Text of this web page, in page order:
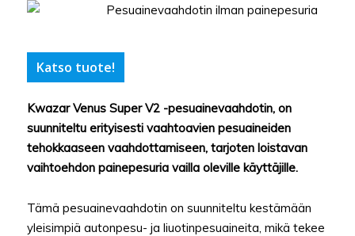
Katso tuote!
Kwazar Venus Super V2 -pesuainevaahdotin, on
suunniteltu erityisesti vaahtoavien pesuaineiden
tehokkaaseen vaahdottamiseen, tarjoten loistavan
vaihtoehdon painepesuria vailla oleville käyttäjille.
Tämä pesuainevaahdotin on suunniteltu kestämään
yleisimpiä autonpesu- ja liuotinpesuaineita, mikä tekee